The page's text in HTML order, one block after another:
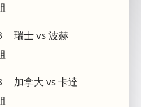
瑞士 vs 波赫
加拿大 vs 卡達